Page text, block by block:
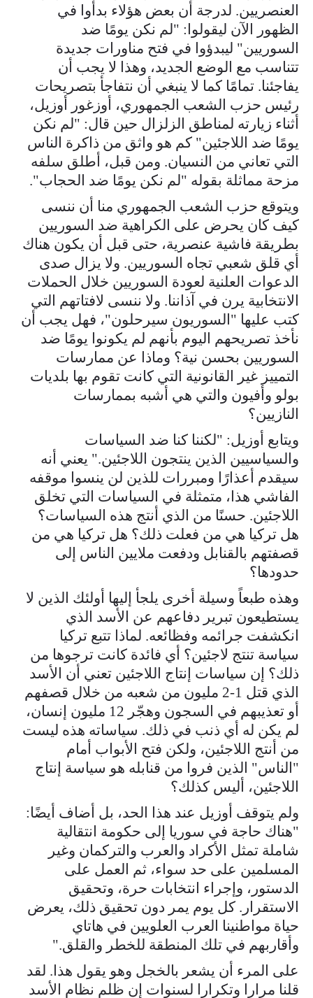
العنصريين. لدرجة أن بعض هؤلاء بدأوا في
الظهور الآن ليقولوا: "لم نكن يومًا ضد
السوريين" ليبدؤوا في فتح مناورات جديدة
تتناسب مع الوضع الجديد، وهذا لا يجب أن
يفاجئنا. تمامًا كما لا ينبغي أن نتفاجأ بتصريحات
رئيس حزب الشعب الجمهوري، أوزغور أوزيل،
أثناء زيارته لمناطق الزلزال حين قال: "لم نكن
يومًا ضد اللاجئين" كم هو واثق من ذاكرة الناس
التي تعاني من النسيان. ومن قبل، أطلق سلفه
مزحة مماثلة بقوله "لم نكن يومًا ضد الحجاب".
ويتوقع حزب الشعب الجمهوري منا أن ننسى
كيف كان يحرض على الكراهية ضد السوريين
بطريقة فاشية عنصرية، حتى قبل أن يكون هناك
أي قلق شعبي تجاه السوريين. ولا يزال صدى
الدعوات العلنية لعودة السوريين خلال الحملات
الانتخابية يرن في آذاننا. ولا ننسى لافتاتهم التي
كتب عليها "السوريون سيرحلون"، فهل يجب أن
نأخذ تصريحهم اليوم بأنهم لم يكونوا يومًا ضد
السوريين بحسن نية؟ وماذا عن ممارسات
التمييز غير القانونية التي كانت تقوم بها بلديات
بولو وأفيون والتي هي أشبه بممارسات
النازيين؟
ويتابع أوزيل: "لكننا كنا ضد السياسات
والسياسيين الذين ينتجون اللاجئين." يعني أنه
سيقدم أعذارًا ومبررات للذين لن ينسوا موقفه
الفاشي هذا، متمثلة في السياسات التي تخلق
اللاجئين. حسنًا من الذي أنتج هذه السياسات؟
هل تركيا هي من فعلت ذلك؟ هل تركيا هي من
قصفتهم بالقنابل ودفعت ملايين الناس إلى
حدودها؟
وهذه طبعاً وسيلة أخرى يلجأ إليها أولئك الذين لا
يستطيعون تبرير دفاعهم عن الأسد الذي
انكشفت جرائمه وفظائعه. لماذا تتبع تركيا
سياسة تنتج لاجئين؟ أي فائدة كانت ترجوها من
ذلك؟ إن سياسات إنتاج اللاجئين تعني أن الأسد
الذي قتل 1-2 مليون من شعبه من خلال قصفهم
أو تعذيبهم في السجون وهجّر 12 مليون إنسان،
لم يكن له أي ذنب في ذلك. سياساته هذه ليست
من أنتج اللاجئين، ولكن فتح الأبواب أمام
"الناس" الذين فروا من قنابله هو سياسة إنتاج
اللاجئين، أليس كذلك؟
ولم يتوقف أوزيل عند هذا الحد، بل أضاف أيضًا:
"هناك حاجة في سوريا إلى حكومة انتقالية
شاملة تمثل الأكراد والعرب والتركمان وغير
المسلمين على حد سواء، ثم العمل على
الدستور، وإجراء انتخابات حرة، وتحقيق
الاستقرار. كل يوم يمر دون تحقيق ذلك، يعرض
حياة مواطنينا العرب العلويين في هاتاي
وأقاربهم في تلك المنطقة للخطر والقلق."
على المرء أن يشعر بالخجل وهو يقول هذا. لقد
قلنا مرارا وتكرارا لسنوات إن ظلم نظام الأسد